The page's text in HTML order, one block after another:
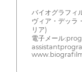
バイオグラフィ
ヴィア・デッラ
リア)
電子メール